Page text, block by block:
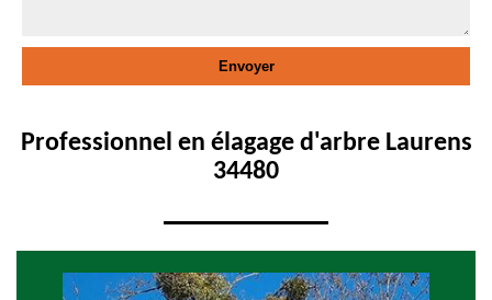
Professionnel en élagage d'arbre Laurens
34480